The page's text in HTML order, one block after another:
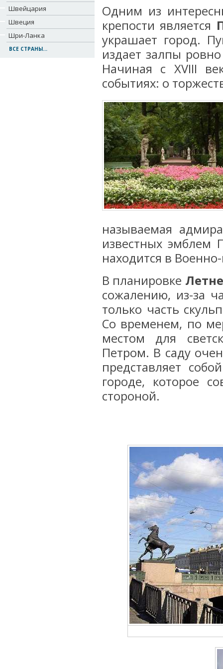
Швейцария
Швеция
Шри-Ланка
ВСЕ СТРАНЫ...
Одним из
крепости является
украшает город.
издает залпы
Начиная с XVIII
событиях: о
называемая
известных эмблем
находится в
В планировке
сожалению, из-за
только часть
Со временем, по
местом для
Петром. В саду
представляет
городе, которое
стороной.